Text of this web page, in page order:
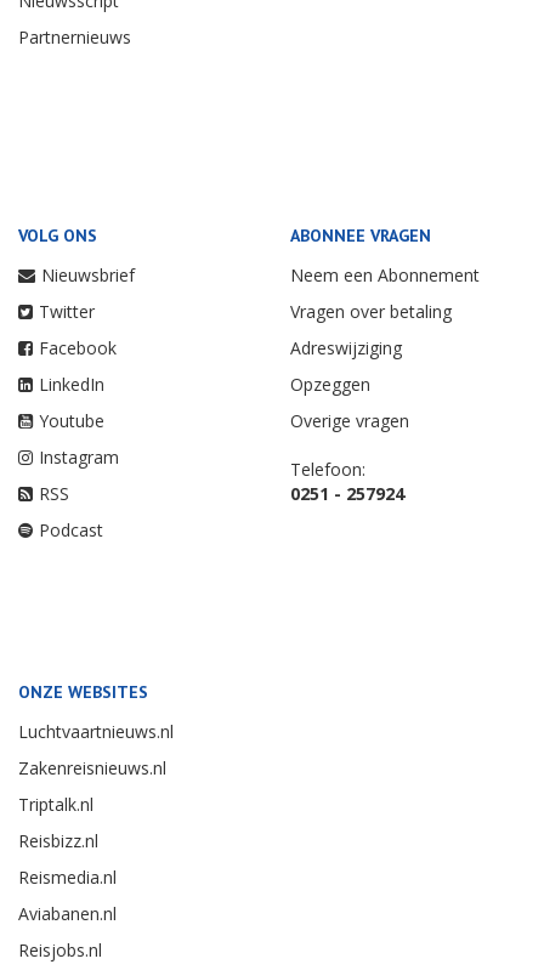
Partnernieuws
VOLG ONS
Nieuwsbrief
Twitter
Facebook
LinkedIn
Youtube
Instagram
RSS
Podcast
ABONNEE VRAGEN
Neem een Abonnement
Vragen over betaling
Adreswijziging
Opzeggen
Overige vragen
Telefoon:
0251 - 257924
ONZE WEBSITES
Luchtvaartnieuws.nl
Zakenreisnieuws.nl
Triptalk.nl
Reisbizz.nl
Reismedia.nl
Aviabanen.nl
Reisjobs.nl